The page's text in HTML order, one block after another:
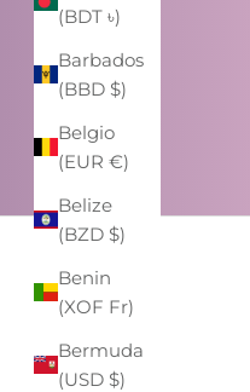
(BDT ৳)
Barbados
(BBD $)
Belgio
(EUR €)
Belize
(BZD $)
Benin
(XOF Fr)
Bermuda
(USD $)